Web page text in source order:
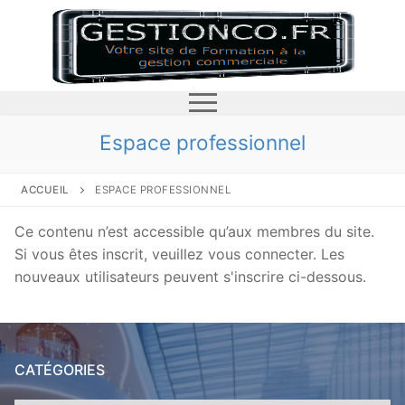
contenu
accueil
le prix
L’affichage d’une réduction de prix
Comment fixer un prix?
Pourquoi gérer les stocks?
Les mouvements de stock
le linéaire
Espace professionnel
ACCUEIL ESPACE PROFESSIONNEL
Ce contenu n’est accessible qu’aux membres du site.
Si vous êtes inscrit, veuillez vous connecter. Les
nouveaux utilisateurs peuvent s'inscrire ci-dessous.
CATÉGORIES